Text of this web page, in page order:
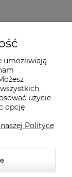
umożliwiają
użycie
opcję
Polityce